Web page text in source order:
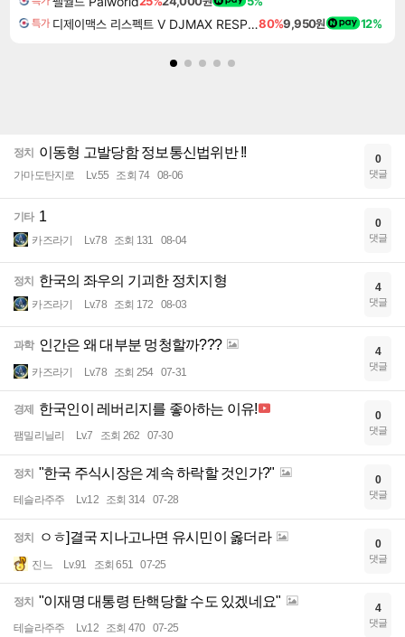
특가 디제이맥스 리스펙트 V DJMAX RESPECT V80%9,950원 12%
정치 이동형 고발당함 정보통신법위반 !!
가마도탄지로 Lv.55 조회 74 08-06
0
댓글
기타 1
카즈라기 Lv.78 조회 131 08-04
0
댓글
정치 한국의 좌우의 기괴한 정치지형
카즈라기 Lv.78 조회 172 08-03
4
댓글
과학 인간은 왜 대부분 멍청할까???
카즈라기 Lv.78 조회 254 07-31
4
댓글
경제 한국인이 레버리지를 좋아하는 이유!
팸밀리닐리 Lv.7 조회 262 07-30
0
댓글
정치 "한국 주식시장은 계속 하락할 것인가?"
테슬라주주 Lv.12 조회 314 07-28
0
댓글
정치 ㅇㅎ]결국 지나고나면 유시민이 옳더라
진느 Lv.91 조회 651 07-25
0
댓글
정치 "이재명 대통령 탄핵당할 수도 있겠네요"
테슬라주주 Lv.12 조회 470 07-25
4
댓글